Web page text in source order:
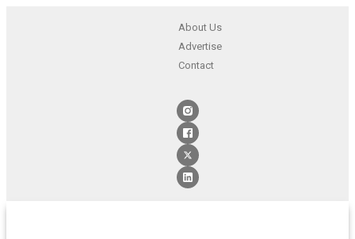
About Us
Advertise
Contact